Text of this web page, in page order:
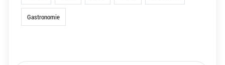
Gastronomie